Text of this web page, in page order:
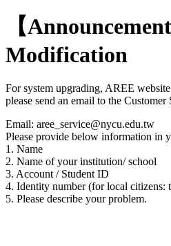
【
Modification
For system upgrading, AREE
please send an email to the Customer
Email: aree_service@nycu.edu.tw
Please provide below information in
1. Name
2. Name of your institution/ school
3. Account / Student ID
4. Identity number (for local citizens:
5. Please describe your problem.